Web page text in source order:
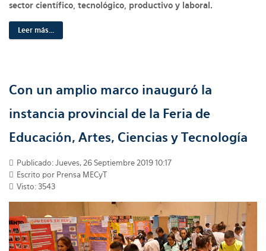
sector científico, tecnológico, productivo y laboral.
Leer más...
Con un amplio marco inauguró la
instancia provincial de la Feria de
Educación, Artes, Ciencias y Tecnología
Publicado: Jueves, 26 Septiembre 2019 10:17
Escrito por Prensa MECyT
Visto: 3543